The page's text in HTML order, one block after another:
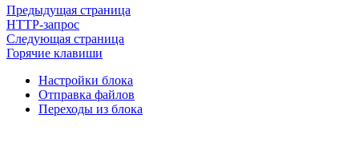
Предыдущая страница
HTTP-запрос
Следующая страница
Горячие клавиши
Настройки блока
Отправка файлов
Переходы из блока